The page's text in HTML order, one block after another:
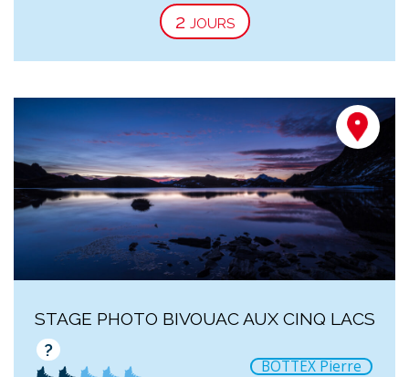
2 jours
STAGE PHOTO BIVOUAC AUX CINQ LACS
?
BOTTEX Pierre